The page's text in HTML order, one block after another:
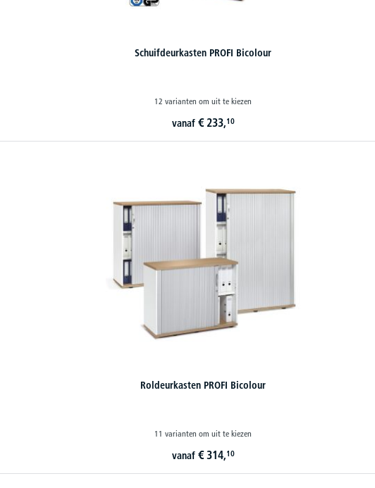
Schuifdeurkasten PROFI Bicolour
12 varianten om uit te kiezen
vanaf € 233,10
Roldeurkasten PROFI Bicolour
11 varianten om uit te kiezen
vanaf € 314,10